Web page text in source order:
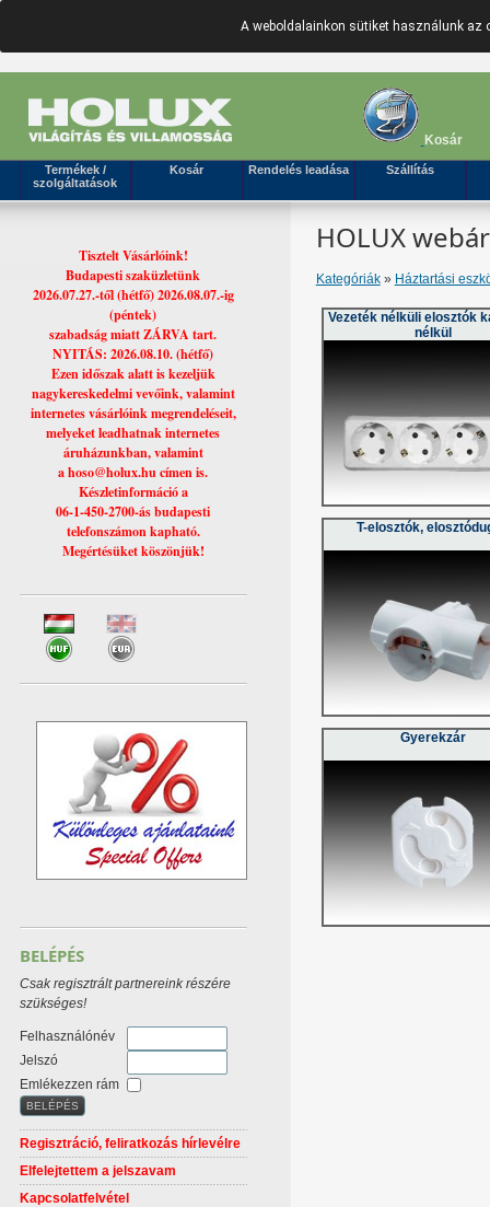
A weboldalainkon sütiket használunk
Kosár
Termékek /
szolgáltatások
Kosár Rendelés leadása Szállítás
HOLUX
Kategóriák» Háztartási
Vezeték nélküli elosztók
nélkül
T-elosztók,
Gyerekzár
Tisztelt Vásárlóink!
Budapesti szaküzletünk
2026.07.27.-től (hétfő) 2026.08.07.-ig
(péntek)
szabadság miatt ZÁRVA tart.
NYITÁS: 2026.08.10. (hétfő)
Ezen időszak alatt is kezeljük
nagykereskedelmi vevőink, valamint
internetes vásárlóink megrendeléseit,
melyeket leadhatnak internetes
áruházunkban, valamint
a hoso@holux.hu címen is.
Készletinformáció a
06-1-450-2700-ás budapesti
telefonszámon kapható.
Megértésüket köszönjük!
BELÉPÉS
Csak regisztrált partnereink részére
szükséges!
Felhasználónév
Jelszó
Emlékezzen rám
Regisztráció, feliratkozás hírlevélre
Elfelejtettem a jelszavam
Kapcsolatfelvétel